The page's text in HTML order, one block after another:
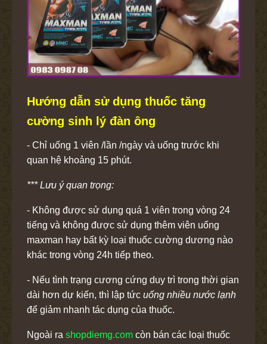
Hướng dẫn sử dụng thuốc tăng
cường sinh lý đàn ông
- Chỉ uống 1 viên /lần /ngày và uống trước khi
quan hệ khoảng 15 phút.
*** Lưu ý quan trọng:
- Không được sử dụng quá 1 viên trong vòng 24
tiếng và không được sử dụng thêm viên uống
maxman hay bất kỳ loại thuốc cường dương nào
khác trong vòng 24h tiếp theo.
- Nếu tình trạng cương cứng duy trì trong thời gian
dài hơn dự kiến, thì lập tức uống nhiều nước lạnh
để giảm nhanh tác dụng của thuốc.
Ngoài ra shopdiemg.com còn bán các loại thuốc